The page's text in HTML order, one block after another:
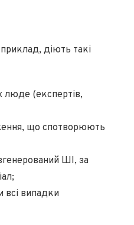
діють такі
люде (експертів,
що спотворюють
ШІ, за
всі випадки